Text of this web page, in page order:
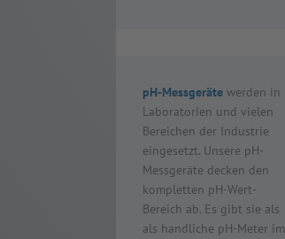
pH-Messgeräte werden in
Laboratorien und vielen
Bereichen der Industrie
eingesetzt. Unsere pH-
Messgeräte decken den
kompletten pH-Wert-
Bereich ab. Es gibt sie als
als handliche pH-Meter im